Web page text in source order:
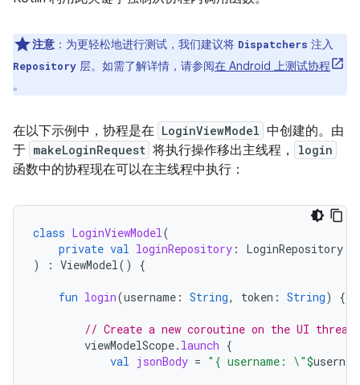
注意 ：为更轻松地进行测试，我们建议将 Dispatchers 注入
Repository 层。如需了解详情，请参阅在 Android 上测试协程
。
在以下示例中，协程是在 LoginViewModel 中创建的。由
于 makeLoginRequest 将执行操作移出主线程， login
函数中的协程现在可以在主线程中执行：
class LoginViewModel(
private val loginRepository :
LoginRepository
)
: ViewModel() {
fun login(username : String, token : String) {
// Create a new coroutine on the UI thread
viewModelScope. launch {
val jsonBody = "{ username: \"$